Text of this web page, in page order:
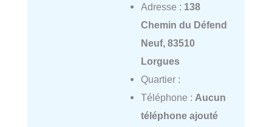
Adresse : 138
Chemin du Défend
Neuf, 83510
Lorgues
Quartier :
Téléphone : Aucun
téléphone ajouté